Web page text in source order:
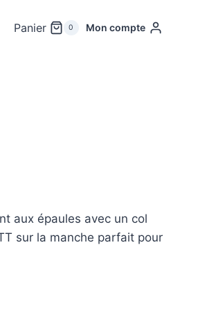
Panier 0 Mon compte
aux épaules avec un col
sur la manche parfait pour